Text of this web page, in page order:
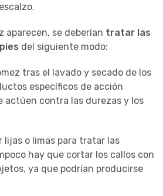
aparecen, se deberían tratar las
del siguiente modo:
tras el lavado y secado de los
específicos de acción
actúen contra las durezas y los
lijas o limas para tratar las
hay que cortar los callos con
ya que podrían producirse